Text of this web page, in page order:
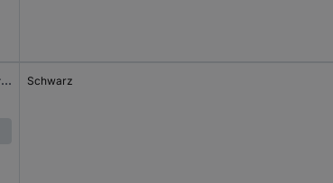
Quadrios 24CA444 Befestigungssockel selbstklebend, schraubbar 24CA444 Schwarz 50 St. Schwarz